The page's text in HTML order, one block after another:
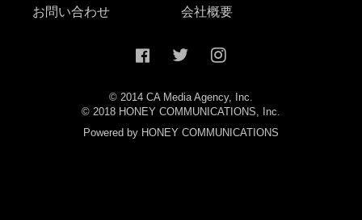
お問い合わせ 会社概要
© 2014 CA Media Agency, Inc.
© 2018 HONEY COMMUNICATIONS, Inc.
Powered by HONEY COMMUNICATIONS